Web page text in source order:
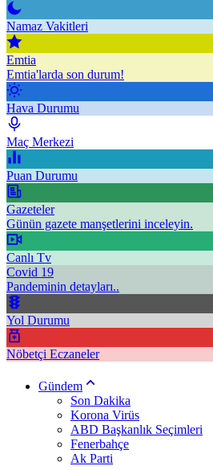
Namaz Vakitleri
Emtia
Emtia'larda son durum!
Hava Durumu
Maç Merkezi
Puan Durumu
Gazeteler
Günün gazete manşetlerini inceleyin.
Canlı Tv
Covid 19
Pandeminin detayları..
Yol Durumu
Nöbetçi Eczaneler
Gündem
Son Dakika
Korona Virüs
ABD Başkanlık Seçimleri
Fenerbahçe
Ak Parti